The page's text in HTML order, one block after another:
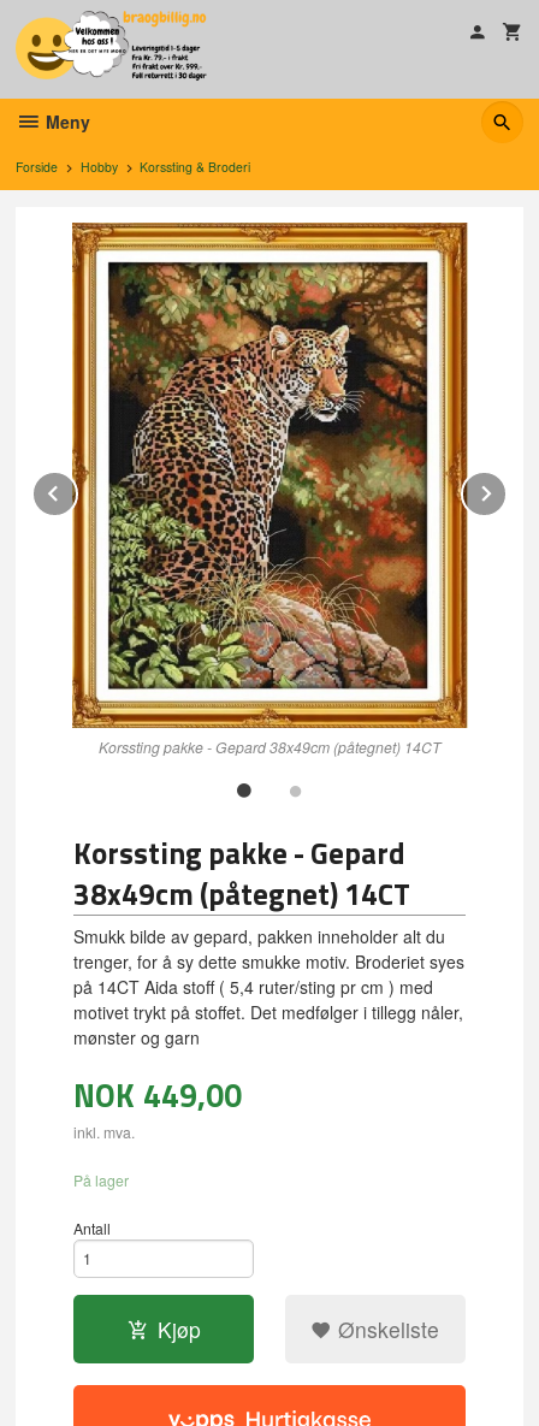
innholdet
Meny
Forside Hobby Korssting & Broderi
Korssting pakke - Gepard 38x49cm (påtegnet) 14CT
Prev
Korssting pakke - Gepard
38x49cm (påtegnet) 14CT
Smukk bilde av gepard, pakken inneholder alt du
trenger, for å sy dette smukke motiv. Broderiet syes
på 14CT Aida stoff ( 5,4 ruter/sting pr cm ) med
motivet trykt på stoffet. Det medfølger i tillegg nåler,
mønster og garn
NOK 449,00
inkl. mva.
På lager
Antall
Kjøp Ønskeliste